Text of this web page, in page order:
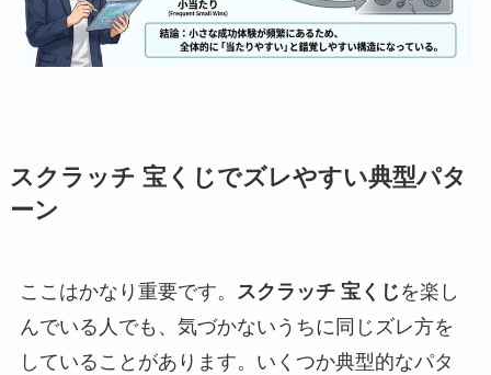
スクラッチ 宝くじでズレやすい典型パタ
ーン
ここはかなり重要です。 スクラッチ 宝くじ を楽し
んでいる人でも、気づかないうちに同じズレ方を
していることがあります。いくつか典型的なパタ